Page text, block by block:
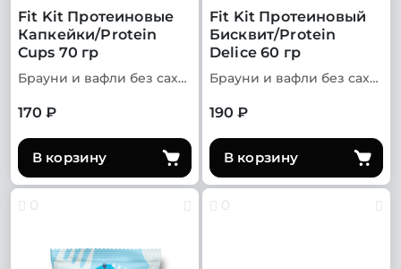
Fit Kit Протеиновые
Капкейки/Protein
Cups 70 гр
Брауни и вафли без сахара
170 ₽
В корзину
Fit Kit Протеиновый
Бисквит/Protein
Delice 60 гр
Брауни и вафли без сахара
190 ₽
В корзину
0 0